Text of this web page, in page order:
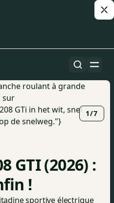
1/7
GTI (2026) :
!
sportive électrique